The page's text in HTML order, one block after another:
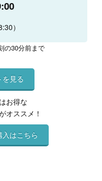
）
の30分前まで
見る
お得な
オススメ！
はこちら